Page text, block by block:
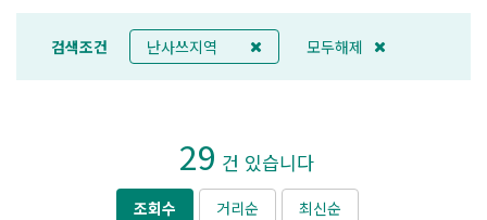
검색조건 난사쓰지역 모두해제
29 건 있습니다
조회수 거리순 최신순